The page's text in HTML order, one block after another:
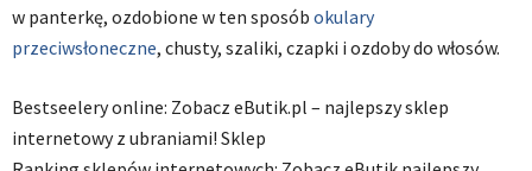
w panterkę, ozdobione w ten sposób okulary
przeciwsłoneczne, chusty, szaliki, czapki i ozdoby do włosów.
Bestseelery online: Zobacz eButik.pl – najlepszy sklep
internetowy z ubraniami! Sklep